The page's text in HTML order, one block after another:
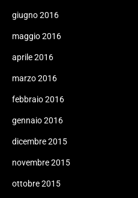
giugno 2016
maggio 2016
aprile 2016
marzo 2016
febbraio 2016
gennaio 2016
dicembre 2015
novembre 2015
ottobre 2015